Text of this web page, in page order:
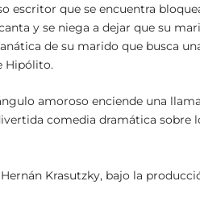
escritor que se encuentra
y se niega a dejar que su
de su marido que busca
Hipólito.
amoroso enciende una
comedia dramática sobre
Krasutzky, bajo la